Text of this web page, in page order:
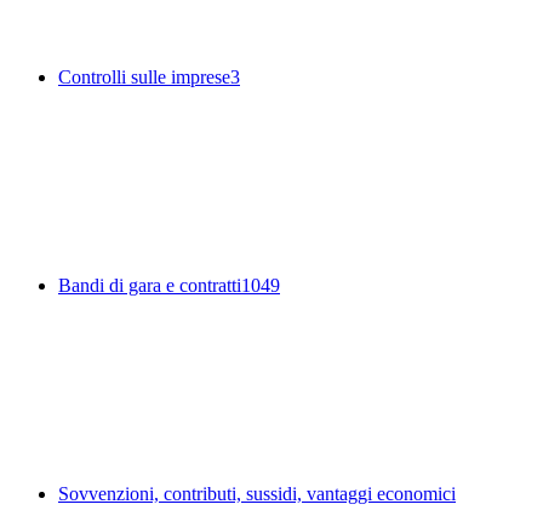
Controlli sulle imprese3
Bandi di gara e contratti1049
Sovvenzioni, contributi, sussidi, vantaggi economici